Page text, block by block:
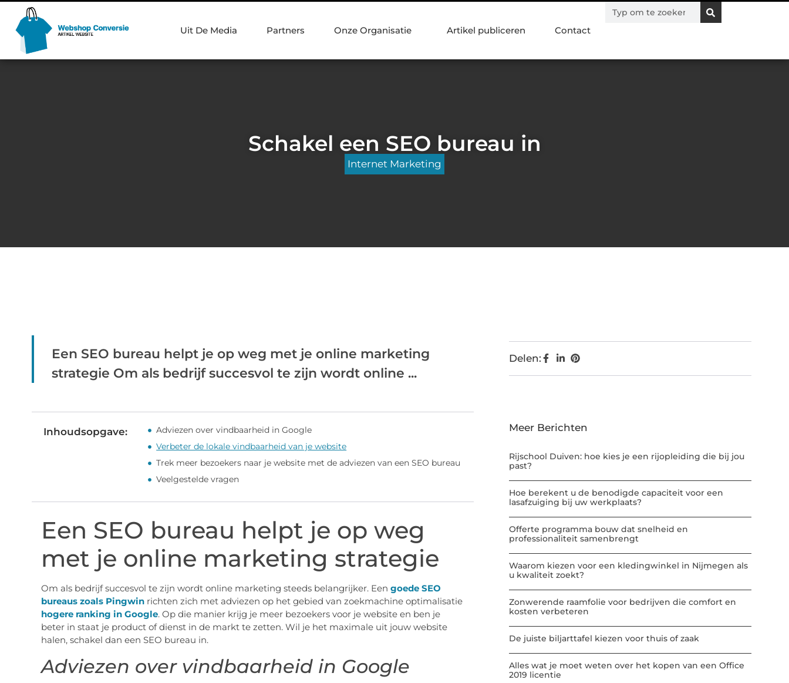
Uit De Media Partners Onze Organisatie Artikel publiceren Contact
Schakel een SEO bureau in
Internet Marketing
Een SEO bureau helpt je op weg met je online marketing
strategie Om als bedrijf succesvol te zijn wordt online ...
Inhoudsopgave:
Adviezen over vindbaarheid in Google
Verbeter de lokale vindbaarheid van je website
Trek meer bezoekers naar je website met de adviezen van een SEO bureau
Veelgestelde vragen
Een SEO bureau helpt je op weg
met je online marketing strategie
Om als bedrijf succesvol te zijn wordt online marketing steeds belangrijker. Een goede SEO
bureaus zoals Pingwinrichten zich met adviezen op het gebied van zoekmachine optimalisatie
hogere ranking in Google. Op die manier krijg je meer bezoekers voor je website en ben je
beter in staat je product of dienst in de markt te zetten. Wil je het maximale uit jouw website
halen, schakel dan een SEO bureau in.
Adviezen over vindbaarheid in Google
Delen:
Meer Berichten
Rijschool Duiven: hoe kies je een rijopleiding die bij jou
past?
Hoe berekent u de benodigde capaciteit voor een
lasafzuiging bij uw werkplaats?
Offerte programma bouw dat snelheid en
professionaliteit samenbrengt
Waarom kiezen voor een kledingwinkel in Nijmegen als
u kwaliteit zoekt?
Zonwerende raamfolie voor bedrijven die comfort en
kosten verbeteren
De juiste biljarttafel kiezen voor thuis of zaak
Alles wat je moet weten over het kopen van een Office
2019 licentie